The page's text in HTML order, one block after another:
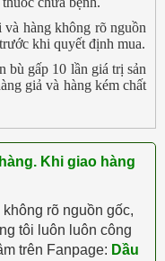
hàng không rõ nguồn
khi quyết định mua.
bù gấp 10 lần giá trị sản
giả và hàng kém chất
Khi giao hàng
rõ nguồn gốc,
tôi luôn luôn công
trên Fanpage: Dầu